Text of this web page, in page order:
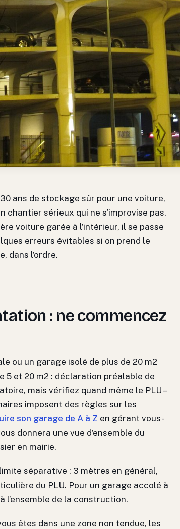
ans de stockage sûr pour une voiture,
chantier sérieux qui ne s’improvise pas.
voiture garée à l’intérieur, il se passe
erreurs évitables si on prend le
dans l’ordre.
: ne commencez
ou un garage isolé de plus de 20 m2
5 et 20 m2 : déclaration préalable de
mais vérifiez quand même le PLU –
imposent des règles sur les
son garage de A à Z en gérant vous-
donnera une vue d’ensemble du
en mairie.
séparative : 3 mètres en général,
du PLU. Pour un garage accolé à
l’ensemble de la construction.
êtes dans une zone non tendue, les